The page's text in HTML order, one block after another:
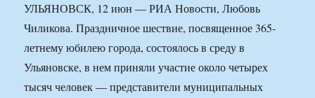
УЛЬЯНОВСК, 12 июн — РИА Новости, Любовь
Чиликова. Праздничное шествие, посвященное 365-
летнему юбилею города, состоялось в среду в
Ульяновске, в нем приняли участие около четырех
тысяч человек — представители муниципальных